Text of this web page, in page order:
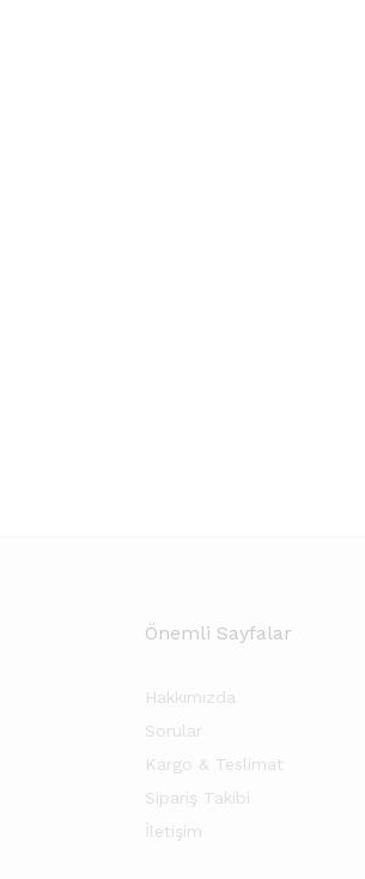
Önemli Sayfalar
Hakkımızda
Sorular
Kargo & Teslimat
Sipariş Takibi
İletişim